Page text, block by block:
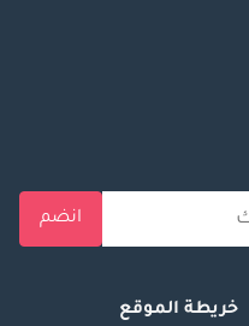
انضم
خريطة الموقع